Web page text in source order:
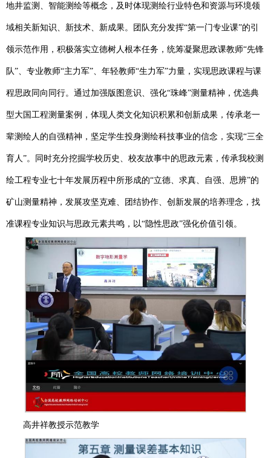
地井监测、智能测绘等概念，及时体现测绘行业特色和资源与环境领
域相关新知识、新技术、新成果。团队充分发挥“第一门专业课”的引
领示范作用，积极落实立德树人根本任务，统筹凝聚思政课教师“先锋
队”、专业教师“主力军”、年轻教师“生力军”力量，实现思政课程与课
程思政同向同行。通过加强版图意识、强化“珠峰”测量精神，优选典
型大国工程测量案例，体现人类文化知识积累和创新成果，传承老一
辈测绘人的自强精神，坚定学生投身测绘科技事业的信念，实现“三全
育人”。同时充分挖掘学校历史、校友故事中的思政元素，传承我校测
绘工程专业七十年发展历程中所形成的“立德、求真、自强、思辨”的
矿山测量精神，发展攻坚克难、团结协作、创新发展的培养理念，找
准课程专业知识与思政元素共鸣，以“隐性思政”强化价值引领。
高井祥教授示范教学